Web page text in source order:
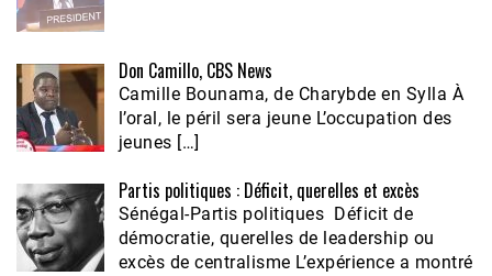
Don Camillo, CBS News
Camille Bounama, de Charybde en Sylla À
l’oral, le péril sera jeune L’occupation des
jeunes […]
Partis politiques : Déficit, querelles et excès
Sénégal-Partis politiques Déficit de
démocratie, querelles de leadership ou
excès de centralisme L’expérience a montré